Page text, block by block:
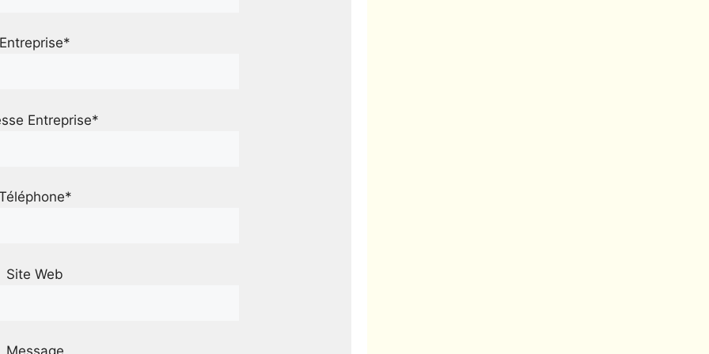
Entreprise*
Entreprise*
Site Web
Message